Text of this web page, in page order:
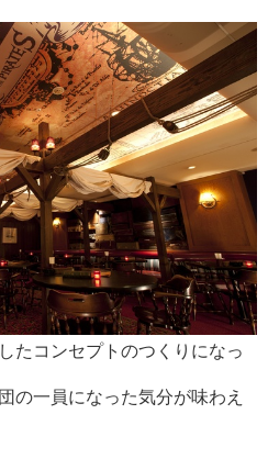
たコンセプトのつくりになっ
の一員になった気分が味わえ